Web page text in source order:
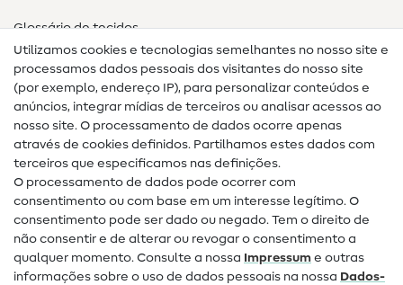
Glossário de tecidos
Guias de costura
Ajuda e contacto
Contacto
Mudança de proprietário
Perguntas frequentes (FAQ)
Direito de cancelamento
Utilizamos cookies e tecnologias semelhantes no nosso site e
processamos dados pessoais dos visitantes do nosso site
(por exemplo, endereço IP), para personalizar conteúdos e
anúncios, integrar mídias de terceiros ou analisar acessos ao
nosso site. O processamento de dados ocorre apenas
através de cookies definidos. Partilhamos estes dados com
terceiros que especificamos nas definições.
O processamento de dados pode ocorrer com
consentimento ou com base em um interesse legítimo. O
consentimento pode ser dado ou negado. Tem o direito de
não consentir e de alterar ou revogar o consentimento a
qualquer momento. Consulte a nossa Impressum e outras
informações sobre o uso de dados pessoais na nossa Dados­